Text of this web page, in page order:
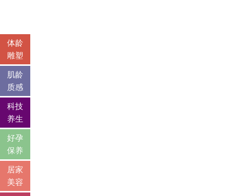
体龄
雕塑
肌龄
质感
科技
养生
好孕
保养
居家
美容